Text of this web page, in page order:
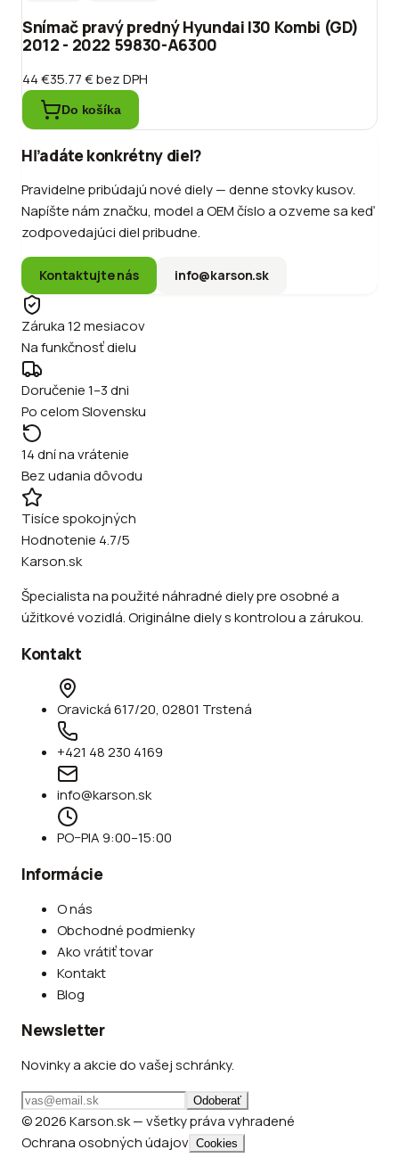
Snímač pravý predný Hyundai I30 Kombi (GD)
2012 - 2022 59830-A6300
44 €35.77 €bez DPH
Do košíka
Hľadáte konkrétny diel?
Pravidelne pribúdajú nové diely — denne stovky kusov.
Napíšte nám značku, model a OEM číslo a ozveme sa keď
zodpovedajúci diel pribudne.
Kontaktujte nás info@karson.sk
Záruka 12 mesiacov
Na funkčnosť dielu
Doručenie 1–3 dni
Po celom Slovensku
14 dní na vrátenie
Bez udania dôvodu
Tisíce spokojných
Hodnotenie 4.7/5
Karson.sk
Špecialista na použité náhradné diely pre osobné a
úžitkové vozidlá. Originálne diely s kontrolou a zárukou.
Kontakt
Oravická 617/20, 02801 Trstená
+421 48 230 4169
info@karson.sk
PO–PIA 9:00–15:00
Informácie
O nás
Obchodné podmienky
Ako vrátiť tovar
Kontakt
Blog
Newsletter
Novinky a akcie do vašej schránky.
Odoberať
© 2026 Karson.sk — všetky práva vyhradené
Ochrana osobných údajov Cookies